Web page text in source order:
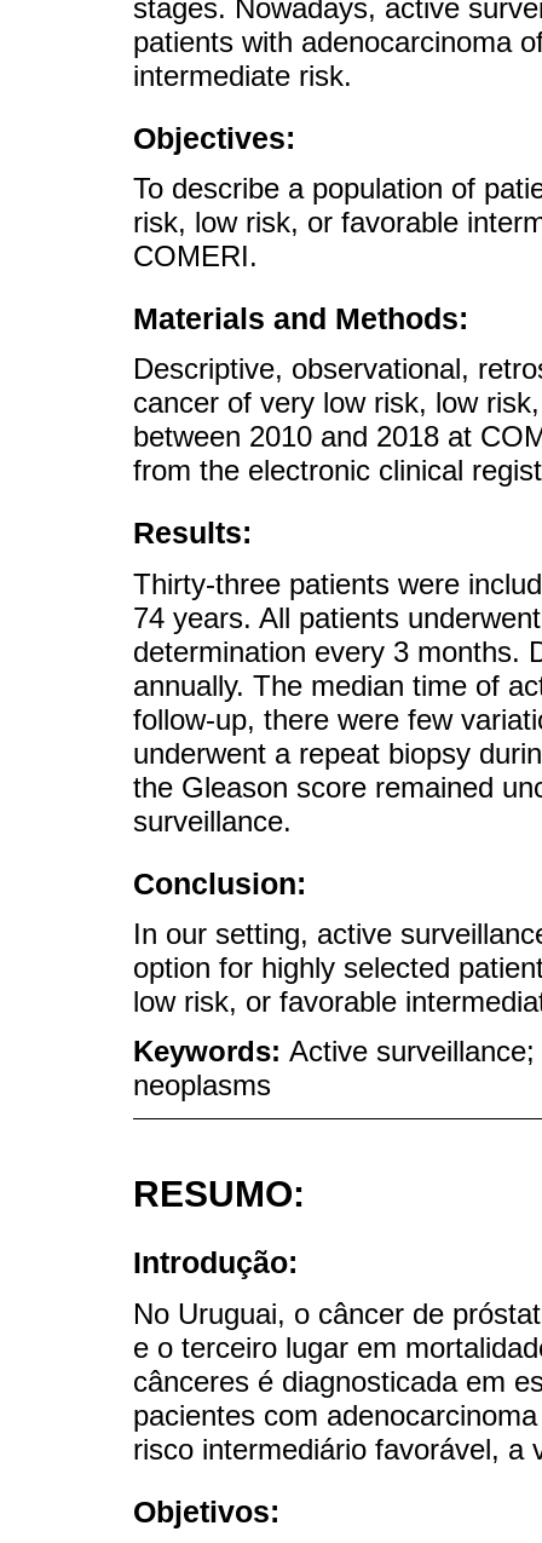
stages. Nowadays, active
patients with adenocarcinoma
intermediate risk.
Objectives:
To describe a population of
risk, low risk, or favorable
COMERI.
Materials and Methods:
Descriptive, observational,
cancer of very low risk, low
between 2010 and 2018 at
from the electronic clinical
Results:
Thirty-three patients were
74 years. All patients
determination every 3 months.
annually. The median time of
follow-up, there were few
underwent a repeat biopsy
the Gleason score remained
surveillance.
Conclusion:
In our setting, active
option for highly selected
low risk, or favorable
Keywords: Active
neoplasms
RESUMO:
Introdução:
No Uruguai, o câncer de
e o terceiro lugar em
cânceres é diagnosticada em
pacientes com
risco intermediário favorável, a
Objetivos: